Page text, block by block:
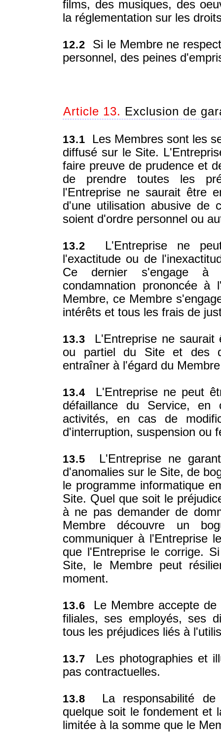
films, des musiques, des
la réglementation sur les
12.2 Si le Membre ne
personnel, des peines
Article 13. Exclusion de
13.1 Les Membres sont les
diffusé sur le Site.
faire preuve de prudence et
de prendre toutes les
l'Entreprise ne saurait être
d'une utilisation abusive de
soient d'ordre personnel ou
13.2 L'Entreprise ne
l'exactitude ou de
Ce dernier s'engage à
condamnation prononcée
Membre, ce Membre
intérêts et tous les frais de
13.3 L'Entreprise ne saurait
ou partiel du Site et des
entraîner à l'égard du
13.4 L'Entreprise ne peut
défaillance du Service,
activités, en cas de
d'interruption, suspension ou
13.5 L'Entreprise ne
d'anomalies sur le Site, de
le programme informatique
Site. Quel que soit le
à ne pas demander de
Membre découvre un
communiquer à l'Entreprise
que l'Entreprise le corrige.
Site, le Membre peut
moment.
13.6 Le Membre accepte de
filiales, ses employés, ses
tous les préjudices liés à
13.7 Les photographies et
pas contractuelles.
13.8 La responsabilité de
quelque soit le fondement et
limitée à la somme que le